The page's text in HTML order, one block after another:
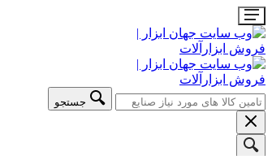
جستجو